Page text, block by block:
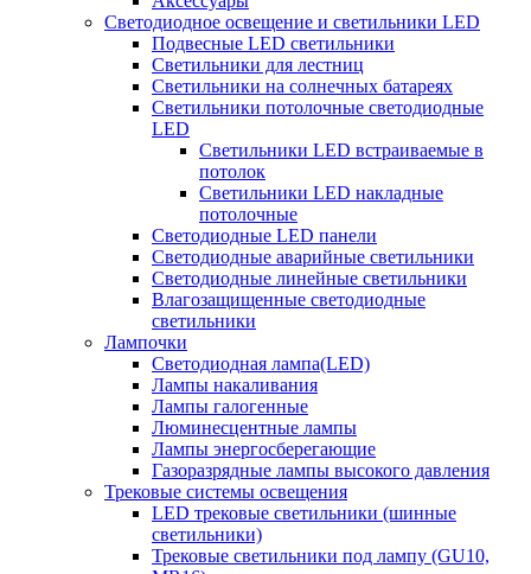
Светодиодное освещение и светильники LED
Подвесные LED светильники
Светильники для лестниц
Светильники на солнечных батареях
Светильники потолочные светодиодные
LED
Cветильники LED встраиваемые в
потолок
Светильники LED накладные
потолочные
Светодиодные LED панели
Светодиодные аварийные светильники
Светодиодные линейные светильники
Влагозащищенные светодиодные
светильники
Лампочки
Светодиодная лампа(LED)
Лампы накаливания
Лампы галогенные
Люминесцентные лампы
Лампы энергосберегающие
Газоразрядные лампы высокого давления
Трековые системы освещения
LED трековые светильники (шинные
светильники)
Трековые светильники под лампу (GU10,